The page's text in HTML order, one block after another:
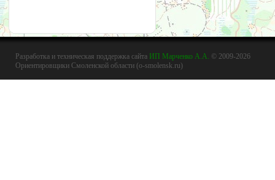
Разработка и техническая поддержка сайта ИП Марченко А.А. © 2009-2026
Ориентировщики Смоленской области (o-smolensk.ru)